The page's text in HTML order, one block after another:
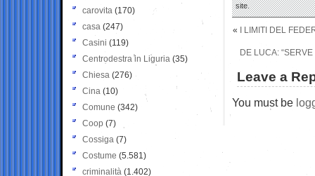
site.
« I LIMITI DEL
DE LUCA:
Leave a
You must be
carovita (170)
casa (247)
Casini (119)
Centrodestra in Liguria (35)
Chiesa (276)
Cina (10)
Comune (342)
Coop (7)
Cossiga (7)
Costume (5.581)
criminalità (1.402)